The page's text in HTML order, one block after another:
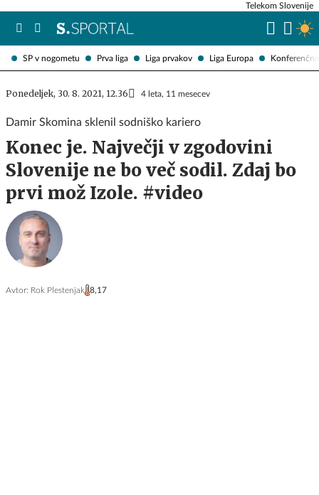
SP v nogometu Prva liga Liga prvakov Liga Europa
Telekom Slovenije
Ponedeljek, 30. 8. 2021, 12.36 4 leta, 11 mesecev
Damir Skomina sklenil sodniško kariero
Konec je. Največji v zgodovini
Slovenije ne bo več sodil. Zdaj bo
prvi mož Izole. #video
Avtor: Rok Plestenjak 8,17